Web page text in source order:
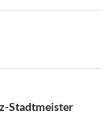
Stadtmeister